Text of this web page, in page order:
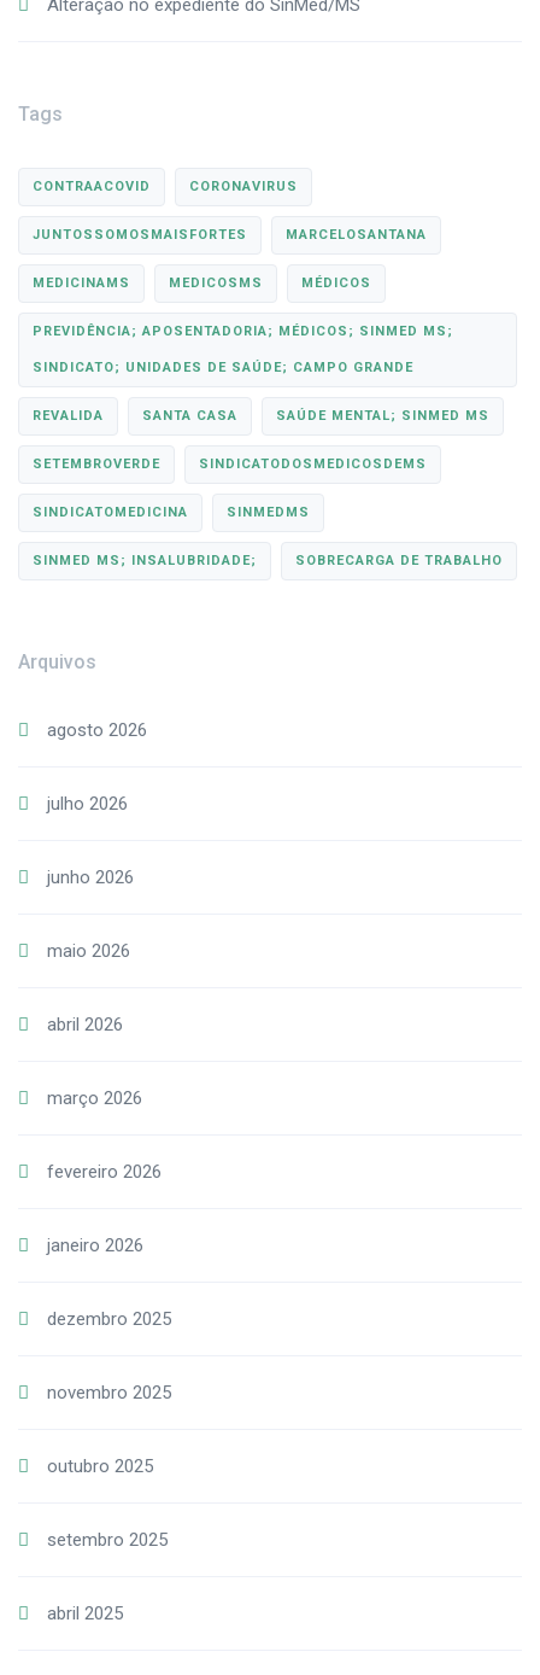
Alteração no expediente do SinMed/MS
Tags
CONTRAACOVID CORONAVIRUS
JUNTOSSOMOSMAISFORTES MARCELOSANTANA
MEDICINAMS MEDICOSMS MÉDICOS
PREVIDÊNCIA; APOSENTADORIA; MÉDICOS; SINMED MS;
SINDICATO; UNIDADES DE SAÚDE; CAMPO GRANDE
REVALIDA SANTA CASA SAÚDE MENTAL; SINMED MS
SETEMBROVERDE SINDICATODOSMEDICOSDEMS
SINDICATOMEDICINA SINMEDMS
SINMED MS; INSALUBRIDADE; SOBRECARGA DE TRABALHO
Arquivos
agosto 2026
julho 2026
junho 2026
maio 2026
abril 2026
março 2026
fevereiro 2026
janeiro 2026
dezembro 2025
novembro 2025
outubro 2025
setembro 2025
abril 2025